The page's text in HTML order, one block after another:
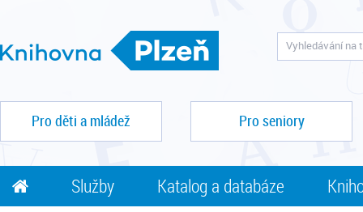
Pro děti a mládež Pro seniory
Služby Katalog a databáze